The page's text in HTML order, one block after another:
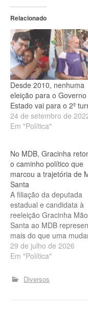
Relacionado
Desde 2010, nenhuma
eleição para o Governo
Estado vai para o 2º
24 de setembro de
Em "Política"
No MDB, Gracinha
o caminho político que
marcou a trajetória de
Santa
A filiação da deputada
estadual e candidata à
reeleição Gracinha Mão
Santa ao MDB
mais do que uma
partidária. O ato resgata
uma das fases mais
piauiense ao reconectar
parlamentar ao partido
29 de julho de 2026
Em "Política"
Diversos